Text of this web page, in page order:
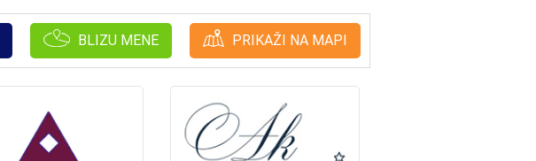
BLIZU MENE PRIKAŽI NA MAPI